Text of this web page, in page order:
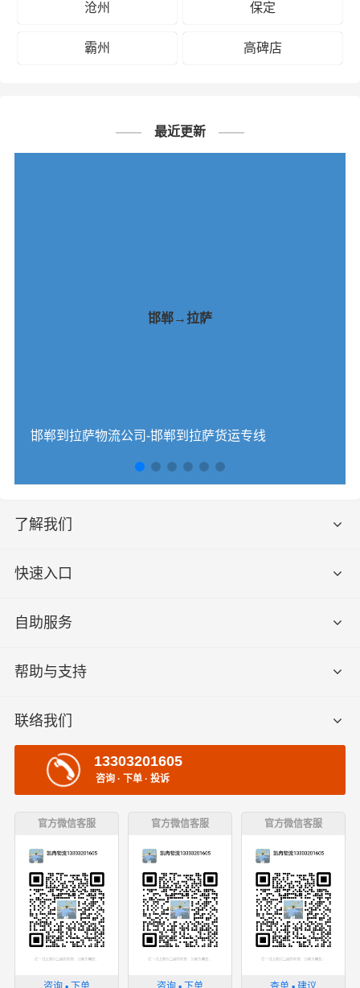
沧州 保定
霸州 高碑店
最近更新
邯郸→拉萨
邯郸到拉萨物流公司-邯郸到拉萨货运专线
了解我们
快速入口
自助服务
帮助与支持
联络我们
13303201605
咨询 · 下单 · 投诉
官方微信客服 官方微信客服 官方微信客服